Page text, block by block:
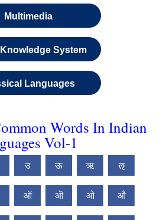
Multimedia
Knowledge System
Languages
Words In Indian
Vol-1
उ ऊ ऋ ऌ
ऑ ऒ ओ औ